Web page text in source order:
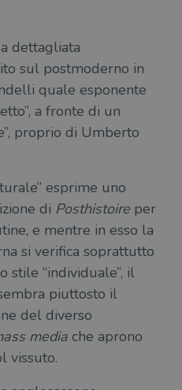
dettagliata
sul postmoderno in
quale esponente
a fronte di un
proprio di Umberto
esprime uno
di Posthistoire per
e mentre in esso la
si verifica soprattutto
stile “individuale”, il
piuttosto il
del diverso
media che aprono
vissuto.